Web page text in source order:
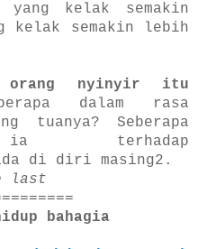
kelak semakin
kelak semakin lebih
orang nyinyir itu
dalam rasa
tuanya? Seberapa
ia terhadap
ada di diri masing2.
last
bahagia